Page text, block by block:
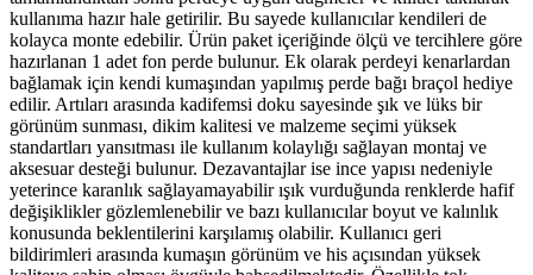
kullanıma hazır hale getirilir. Bu sayede kullanıcılar kendileri de
kolayca monte edebilir. Ürün paket içeriğinde ölçü ve tercihlere göre
hazırlanan 1 adet fon perde bulunur. Ek olarak perdeyi kenarlardan
bağlamak için kendi kumaşından yapılmış perde bağı braçol hediye
edilir. Artıları arasında kadifemsi doku sayesinde şık ve lüks bir
görünüm sunması, dikim kalitesi ve malzeme seçimi yüksek
standartları yansıtması ile kullanım kolaylığı sağlayan montaj ve
aksesuar desteği bulunur. Dezavantajlar ise ince yapısı nedeniyle
yeterince karanlık sağlayamayabilir ışık vurduğunda renklerde hafif
değişiklikler gözlemlenebilir ve bazı kullanıcılar boyut ve kalınlık
konusunda beklentilerini karşılamış olabilir. Kullanıcı geri
bildirimleri arasında kumaşın görünüm ve his açısından yüksek